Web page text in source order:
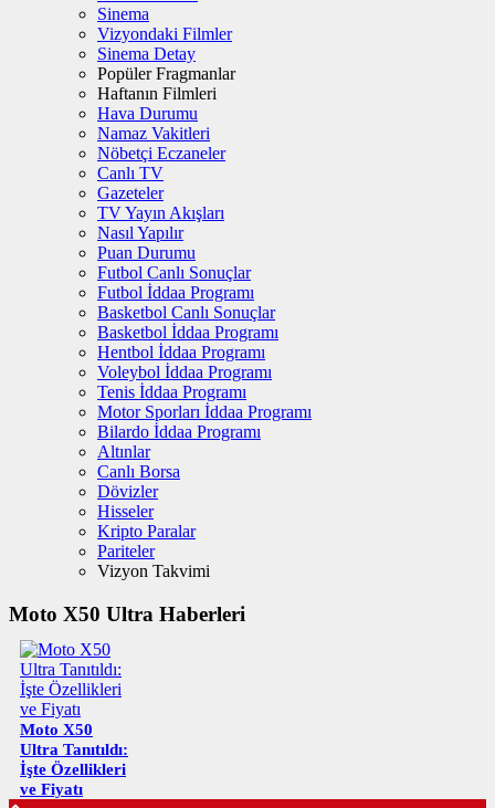
Sinema
Vizyondaki Filmler
Sinema Detay
Popüler Fragmanlar
Haftanın Filmleri
Hava Durumu
Namaz Vakitleri
Nöbetçi Eczaneler
Canlı TV
Gazeteler
TV Yayın Akışları
Nasıl Yapılır
Puan Durumu
Futbol Canlı Sonuçlar
Futbol İddaa Programı
Basketbol Canlı Sonuçlar
Basketbol İddaa Programı
Hentbol İddaa Programı
Voleybol İddaa Programı
Tenis İddaa Programı
Motor Sporları İddaa Programı
Bilardo İddaa Programı
Altınlar
Canlı Borsa
Dövizler
Hisseler
Kripto Paralar
Pariteler
Vizyon Takvimi
Moto X50 Ultra Haberleri
Moto X50
Ultra Tanıtıldı:
İşte Özellikleri
ve Fiyatı